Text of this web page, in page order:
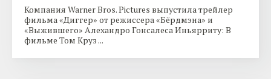
Компания Warner Bros. Pictures выпустила трейлер
фильма «Диггер» от режиссера «Бёрдмэна» и
«Выжившего» Алехандро Гонсалеса Иньярриту: В
фильме Том Круз ...